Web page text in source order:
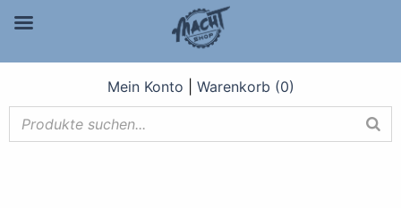
Mein Konto Warenkorb (0)